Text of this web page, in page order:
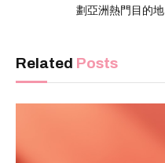
劃亞洲熱門目的地
Related Posts